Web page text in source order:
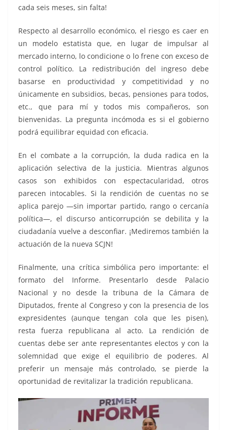
cada seis meses, sin falta!
Respecto al desarrollo económico, el riesgo es caer en
un modelo estatista que, en lugar de impulsar al
mercado interno, lo condicione o lo frene con exceso de
control político. La redistribución del ingreso debe
basarse en productividad y competitividad y no
únicamente en subsidios, becas, pensiones para todos,
etc., que para mí y todos mis compañeros, son
bienvenidas. La pregunta incómoda es si el gobierno
podrá equilibrar equidad con eficacia.
En el combate a la corrupción, la duda radica en la
aplicación selectiva de la justicia. Mientras algunos
casos son exhibidos con espectacularidad, otros
parecen intocables. Si la rendición de cuentas no se
aplica parejo —sin importar partido, rango o cercanía
política—, el discurso anticorrupción se debilita y la
ciudadanía vuelve a desconfiar. ¡Mediremos también la
actuación de la nueva SCJN!
Finalmente, una crítica simbólica pero importante: el
formato del Informe. Presentarlo desde Palacio
Nacional y no desde la tribuna de la Cámara de
Diputados, frente al Congreso y con la presencia de los
expresidentes (aunque tengan cola que les pisen),
resta fuerza republicana al acto. La rendición de
cuentas debe ser ante representantes electos y con la
solemnidad que exige el equilibrio de poderes. Al
preferir un mensaje más controlado, se pierde la
oportunidad de revitalizar la tradición republicana.